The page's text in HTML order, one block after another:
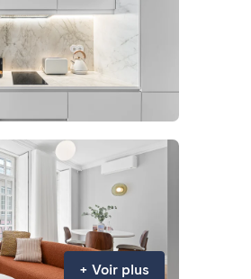
+ Voir plus